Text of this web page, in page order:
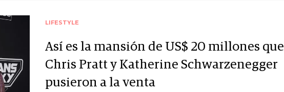
LIFESTYLE
Así es la mansión de US$ 20 millones que
Chris Pratt y Katherine Schwarzenegger
pusieron a la venta